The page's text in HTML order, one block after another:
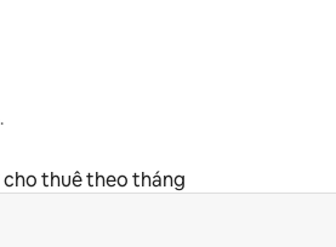
cho thuê theo tháng